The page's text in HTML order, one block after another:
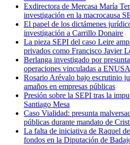
Exdirectora de Mercasa María
investigación en la macrocausa
El papel de los dictámenes
investigación a Carrillo Donaire
La pieza SEPI del caso Leire
privados como Francisco Javier
Berlanga investigado por
operaciones vinculadas a ENUSA
Rosario Arévalo bajo escrutinio
amaños en empresas públicas
Presión sobre la SEPI tras la
Santiago Mesa
Caso Vialidad: presunta
públicas durante mandato de
La falta de iniciativa de Raquel
fondos en la Diputación de